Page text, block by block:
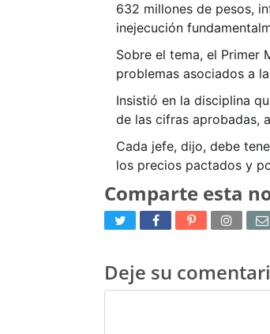
632 millones de pesos,
inejecución
Sobre el tema, el Primer
problemas asociados a
Insistió en la disciplina
de las cifras aprobadas,
Cada jefe, dijo, debe
los precios pactados y
Comparte esta
Deje su